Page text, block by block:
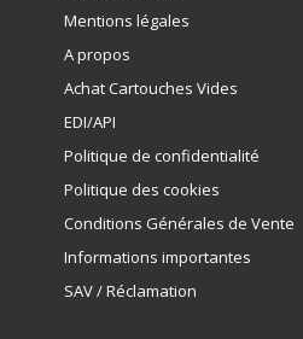
Mentions légales
A propos
Achat Cartouches Vides
EDI/API
Politique de confidentialité
Politique des cookies
Conditions Générales de Vente
Informations importantes
SAV / Réclamation